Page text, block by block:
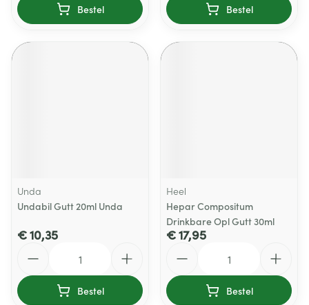
Bestel Bestel
Unda
Undabil Gutt 20ml Unda
€ 10,35
Bestel
Heel
Hepar Compositum
Drinkbare Opl Gutt 30ml
€ 17,95
Bestel